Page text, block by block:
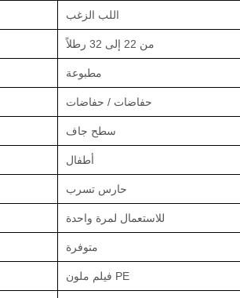
اللب الزغب
من 22 إلى 32 رطلاً
مطبوعة
حفاضات / حفاضات
سطح جاف
أطفال
حارس تسرب
للاستعمال لمرة واحدة
متوفرة
فيلم ملون PE